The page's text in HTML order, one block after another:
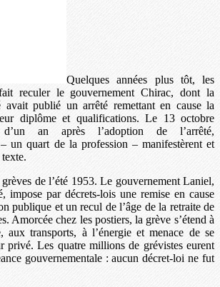
Quelques années plus tôt, les
reculer le gouvernement Chirac, dont la
avait publié un arrêté remettant en cause la
diplôme et qualifications. Le 13 octobre
an après l’adoption de l’arrêté,
un quart de la profession – manifestèrent et
de l’été 1953. Le gouvernement Laniel,
impose par décrets-lois une remise en cause
publique et un recul de l’âge de la retraite de
Amorcée chez les postiers, la grève s’étend à
aux transports, à l’énergie et menace de se
privé. Les quatre millions de grévistes eurent
gouvernementale : aucun décret-loi ne fut